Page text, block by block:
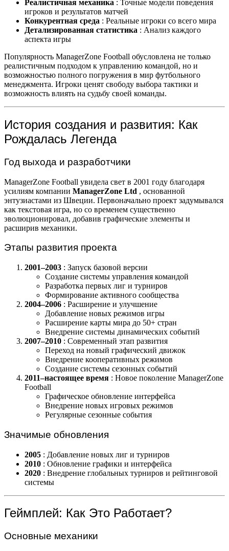
Реалистичная механика : Точные модели поведения
игроков и результатов матчей
Конкурентная среда : Реальные игроки со всего мира
Детализированная статистика : Анализ каждого
аспекта игры
Популярность ManagerZone Football обусловлена не только
реалистичным подходом к управлению командой, но и
возможностью полного погружения в мир футбольного
менеджмента. Игроки ценят свободу выбора тактики и
возможность влиять на судьбу своей команды.
История создания и развития: Как
Рождалась Легенда
Год выхода и разработчики
ManagerZone Football увидела свет в 2001 году благодаря
усилиям компании ManagerZone Ltd , основанной
энтузиастами из Швеции. Первоначально проект задумывался
как текстовая игра, но со временем существенно
эволюционировал, добавив графические элементы и
расширив механики.
Этапы развития проекта
2001–2003 : Запуск базовой версии
Создание системы управления командой
Разработка первых лиг и турниров
Формирование активного сообщества
2004–2006 : Расширение и улучшение
Добавление новых режимов игры
Расширение карты мира до 50+ стран
Внедрение системы динамических событий
2007–2010 : Современный этап развития
Переход на новый графический движок
Внедрение кооперативных режимов
Создание системы сезонных событий
2011–настоящее время : Новое поколение ManagerZone
Football
Графическое обновление интерфейса
Внедрение новых игровых режимов
Регулярные сезонные события
Значимые обновления
2005 : Добавление новых лиг и турниров
2010 : Обновление графики и интерфейса
2020 : Внедрение глобальных турниров и рейтинговой
системы
Геймплей: Как Это Работает?
Основные механики